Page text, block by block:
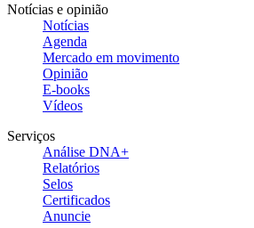
Notícias e opinião
Notícias
Agenda
Mercado em movimento
Opinião
E-books
Vídeos
Serviços
Análise DNA+
Relatórios
Selos
Certificados
Anuncie